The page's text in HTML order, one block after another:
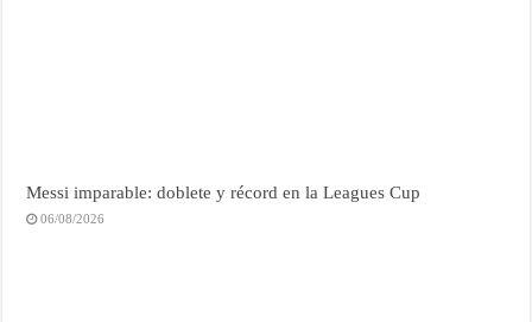
Messi imparable: doblete y récord en la Leagues Cup
06/08/2026